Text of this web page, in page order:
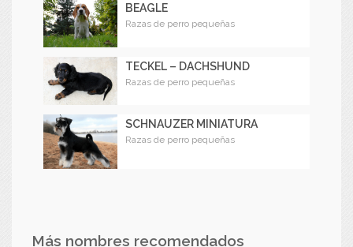
BEAGLE
Razas de perro pequeñas
TECKEL – DACHSHUND
Razas de perro pequeñas
SCHNAUZER MINIATURA
Razas de perro pequeñas
Más nombres recomendados